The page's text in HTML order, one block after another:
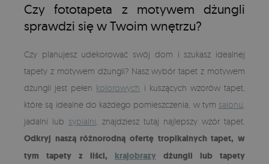
Czy fototapeta z motywem dżungli
sprawdzi się w Twoim wnętrzu?
Czy planujesz udekorować swój dom i szukasz idealnej
tapety z motywem dżungli? Nasz wybór tapet z motywem
dżungli jest pełen kolorowych i kuszących wzorów tapet,
które są idealne do każdego pomieszczenia, w tym salonu
jadalni lub sypialni , znajdziesz tutaj najlepszy wzór tapet.
Odkryj naszą różnorodną ofertę tropikalnych tapet, w
tym tapety z liści, krajobrazy dżungli lub tapety